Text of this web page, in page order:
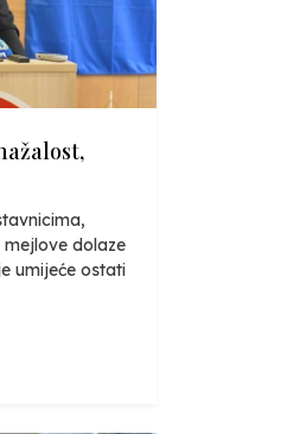
dolaze
umijeće ostati